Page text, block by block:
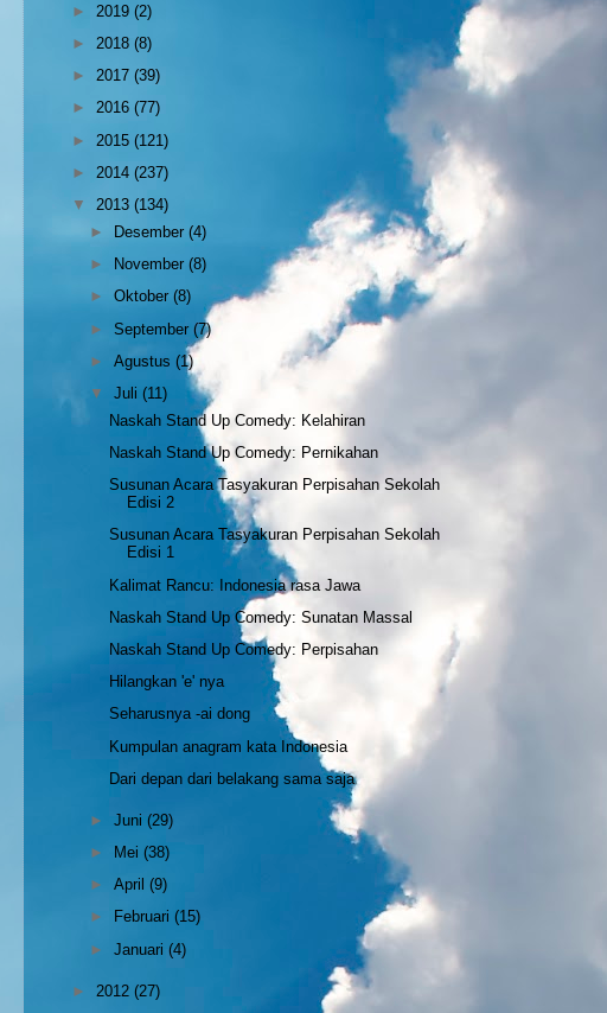
► 2019 (2)
► 2018 (8)
► 2017 (39)
► 2016 (77)
► 2015 (121)
► 2014 (237)
▼ 2013 (134)
►
Desember(4)
►
November(8)
►Oktober(8)
►September(7)
►Agustus(1)
▼Juli(11)
Naskah Stand Up Comedy: Kelahiran
Naskah Stand Up Comedy: Pernikahan
Susunan Acara Tasyakuran Perpisahan Sekolah
Edisi 2
Susunan Acara Tasyakuran Perpisahan Sekolah
Edisi 1
Kalimat Rancu: Indonesia rasa Jawa
Naskah Stand Up Comedy: Sunatan Massal
Naskah Stand Up Comedy: Perpisahan
Hilangkan 'e' nya
Seharusnya -ai dong
Kumpulan anagram kata Indonesia
Dari depan dari belakang sama saja
►Juni(29)
►
Mei(38)
►April(9)
►
Februari(15)
►Januari(4)
► 2012 (27)